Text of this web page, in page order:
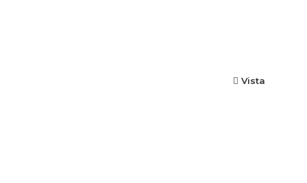
Vista